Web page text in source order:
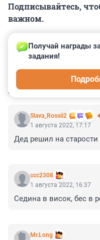
Подписывайтесь,
важном.
КОММЕНТАРИИ 6
Slava_Rossii2
Получай награды
задания!
1 августа 2022, 17:17
Дед решил на старости
ccc2308
1 августа 2022, 16:37
Седина в висок, бес в
Mr.Long